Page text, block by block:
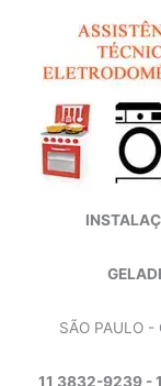
conteúdo
SÃO PAULO -
11 3832-9239 -